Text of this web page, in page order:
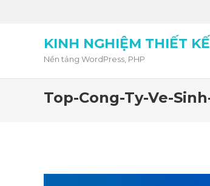
KINH NGHIỆM THIẾT
Nền tảng WordPress, PHP
Top-Cong-Ty-Ve-